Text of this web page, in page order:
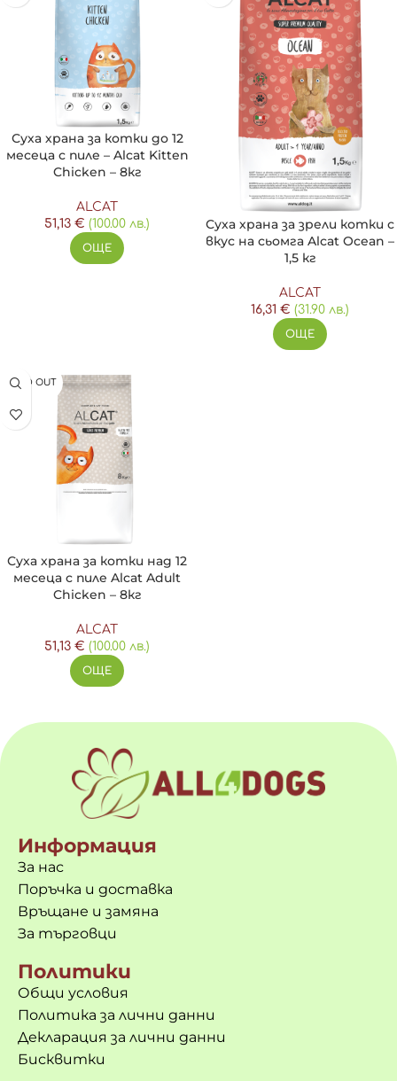
Суха храна за котки до 12
месеца с пиле – Alcat Kitten
Chicken – 8кг
ALCAT
51,13 € (100.00 лв.)
ОЩЕ
Суха храна за зрели котки с
вкус на сьомга Alcat Ocean –
1,5 кг
ALCAT
16,31 € (31.90 лв.)
ОЩЕ
SOLD OUT
Суха храна за котки над 12
месеца с пиле Alcat Adult
Chicken – 8кг
ALCAT
51,13 € (100.00 лв.)
ОЩЕ
Информация
За нас
Поръчка и доставка
Връщане и замяна
За търговци
Политики
Общи условия
Политика за лични данни
Декларация за лични данни
Бисквитки